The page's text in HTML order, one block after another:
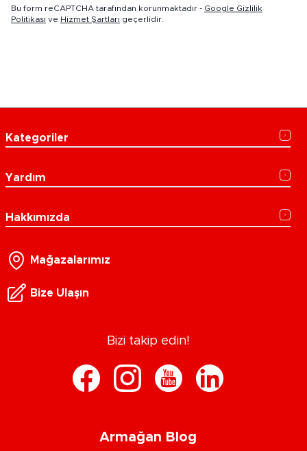
Bu form reCAPTCHA tarafından korunmaktadır - Google Gizlilik
Politikası ve Hizmet Şartları geçerlidir.
Kategoriler
Yardım
Hakkımızda
Mağazalarımız
Bize Ulaşın
Bizi takip edin!
Armağan Blog